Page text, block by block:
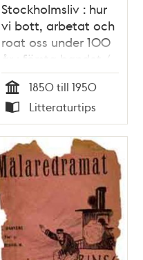
Stockholmsliv : hur
vi bott, arbetat och
roat oss under 100
år : första bandet /
Staffan Tjerneld
Tid
1850 till 1950
Typ
Litteraturtips